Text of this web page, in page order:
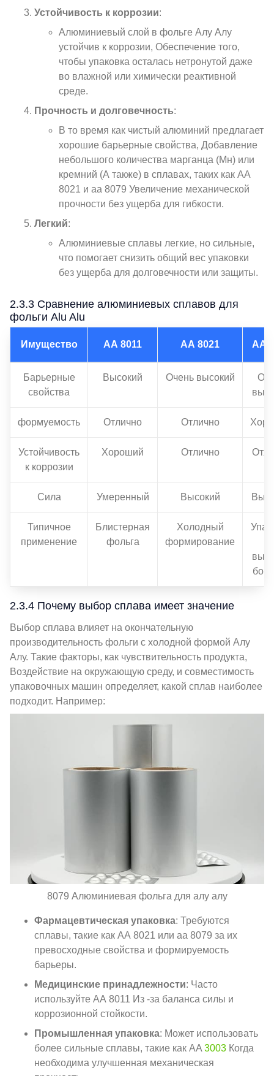
Устойчивость к коррозии:
Алюминиевый слой в фольге Алу Алу
устойчив к коррозии, Обеспечение того,
чтобы упаковка осталась нетронутой даже
во влажной или химически реактивной
среде.
Прочность и долговечность:
В то время как чистый алюминий предлагает
хорошие барьерные свойства, Добавление
небольшого количества марганца (Мн) или
кремний (А также) в сплавах, таких как АА
8021 и аа 8079 Увеличение механической
прочности без ущерба для гибкости.
Легкий:
Алюминиевые сплавы легкие, но сильные,
что помогает снизить общий вес упаковки
без ущерба для долговечности или защиты.
2.3.3 Сравнение алюминиевых сплавов для
фольги Alu Alu
Имущество АА 8011 АА 8021 АА
Барьерные
свойства
Высокий Очень высокий
формуемость Отлично Отлично
Устойчивость
к коррозии
Хороший Отлично
Сила Умеренный Высокий
Типичное
применение
Блистерная
фольга
Холодный
формирование
2.3.4 Почему выбор сплава имеет значение
Выбор сплава влияет на окончательную
производительность фольги с холодной формой Алу
Алу. Такие факторы, как чувствительность продукта,
Воздействие на окружающую среду, и совместимость
упаковочных машин определяет, какой сплав наиболее
подходит. Например:
8079 Алюминиевая фольга для алу алу
Фармацевтическая упаковка: Требуются
сплавы, такие как АА 8021 или аа 8079 за их
превосходные свойства и формируемость
барьеры.
Медицинские принадлежности: Часто
используйте АА 8011 Из -за баланса силы и
коррозионной стойкости.
Промышленная упаковка: Может использовать
более сильные сплавы, такие как AA 3003 Когда
необходима улучшенная механическая